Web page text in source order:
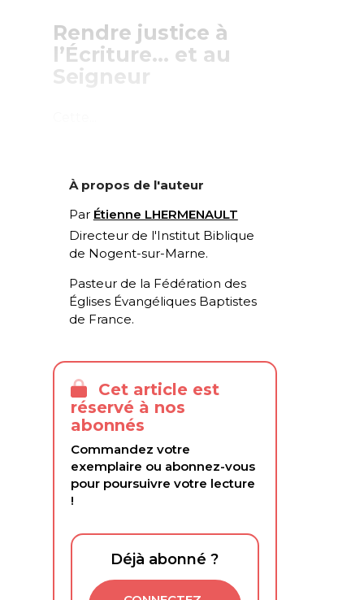
Rendre justice à
l’Écriture… et au
Seigneur
À propos de l'auteur
Par Étienne LHERMENAULT
Directeur de l'Institut Biblique
de Nogent-sur-Marne.
Pasteur de la Fédération des
Églises Évangéliques Baptistes
de France.
Cet article est
réservé à nos
abonnés
Commandez votre
exemplaire ou abonnez-vous
pour poursuivre votre lecture
!
Déjà abonné ?